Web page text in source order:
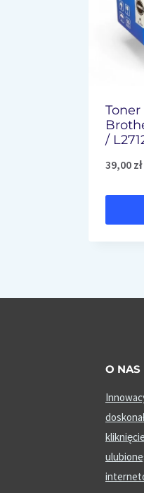
Toner
/
39,00 zł
O NAS